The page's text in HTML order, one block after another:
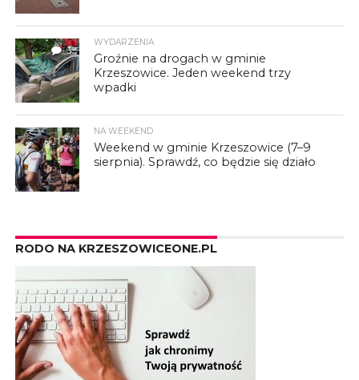
3
WYDARZENIA
Groźnie na drogach w gminie
Krzeszowice. Jeden weekend trzy
wpadki
NA WEEKEND
Weekend w gminie Krzeszowice (7–9
sierpnia). Sprawdź, co będzie się działo
RODO NA KRZESZOWICEONE.PL